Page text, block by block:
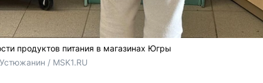
продуктов питания в магазинах Югры
/ MSK1.RU